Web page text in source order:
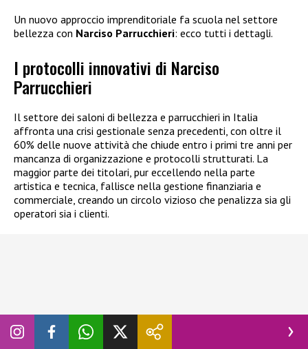
Un nuovo approccio imprenditoriale fa scuola nel settore
bellezza con Narciso Parrucchieri: ecco tutti i dettagli.
I protocolli innovativi di Narciso
Parrucchieri
Il settore dei saloni di bellezza e parrucchieri in Italia
affronta una crisi gestionale senza precedenti, con oltre il
60% delle nuove attività che chiude entro i primi tre anni per
mancanza di organizzazione e protocolli strutturati. La
maggior parte dei titolari, pur eccellendo nella parte
artistica e tecnica, fallisce nella gestione finanziaria e
commerciale, creando un circolo vizioso che penalizza sia gli
operatori sia i clienti.